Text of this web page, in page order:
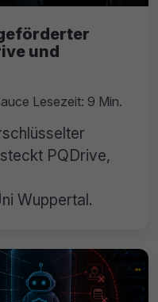
und
Lesezeit: 9 Min.
PQDrive,
Wuppertal.